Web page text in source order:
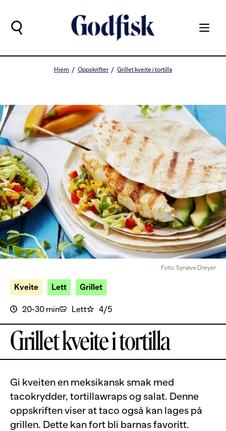
Hjem Oppskrifter Grillet kveite i tortilla
Foto: Synøve Dreyer
Kveite Lett Grillet
20-30 min Lett 4/5
Grillet kveite i tortilla
Gi kveiten en meksikansk smak med
tacokrydder, tortillawraps og salat. Denne
oppskriften viser at taco også kan lages på
grillen. Dette kan fort bli barnas favoritt.